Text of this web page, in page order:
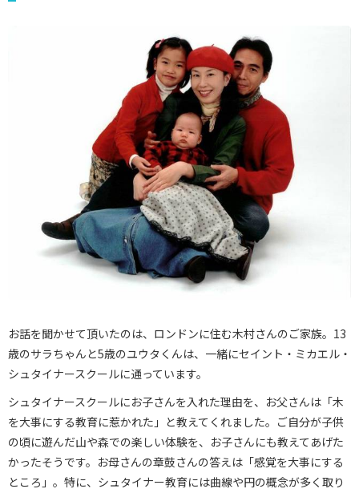
お話を聞かせて頂いたのは、ロンドンに住む木村さんのご家族。13
歳のサラちゃんと5歳のユウタくんは、一緒にセイント・ミカエル・
シュタイナースクールに通っています。
シュタイナースクールにお子さんを入れた理由を、お父さんは「木
を大事にする教育に惹かれた」と教えてくれました。ご自分が子供
の頃に遊んだ山や森での楽しい体験を、お子さんにも教えてあげた
かったそうです。お母さんの章鼓さんの答えは「感覚を大事にする
ところ」。特に、シュタイナー教育には曲線や円の概念が多く取り